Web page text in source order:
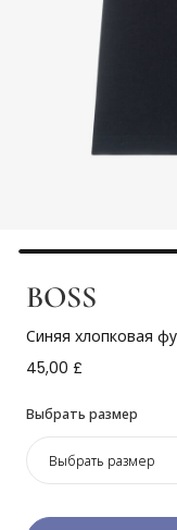
BOSS
Синяя хлопковая
45,00 £
Выбрать размер
Выбрать размер